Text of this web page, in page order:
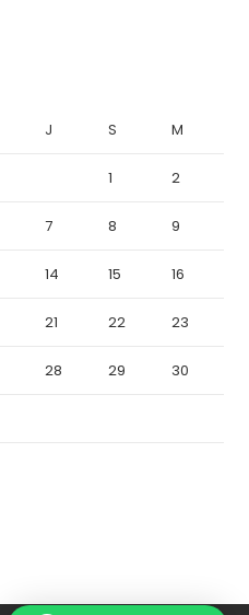
J S M
1 2
7 8 9
14 15 16
21 22 23
28 29 30